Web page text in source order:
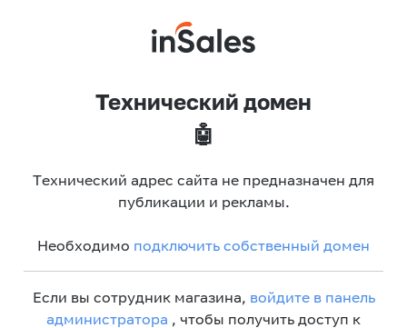
Технический домен
🤖
Технический адрес сайта не предназначен для
публикации и рекламы.
Необходимо подключить собственный домен
Если вы сотрудник магазина, войдите в панель
администратора , чтобы получить доступ к